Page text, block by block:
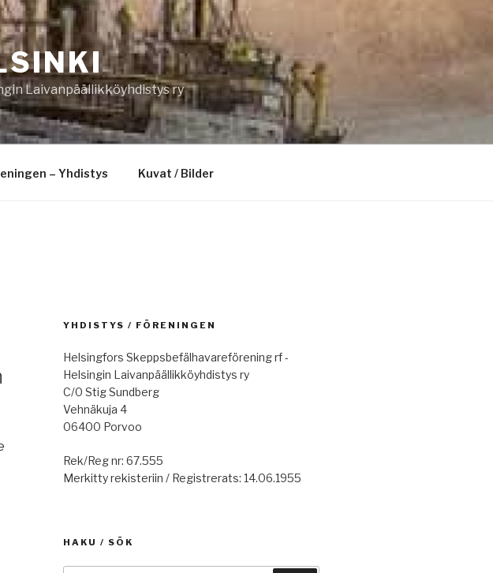
Laivanpäällikköyhdistys ry
– Yhdistys Kuvat / Bilder
YHDISTYS / FÖRENINGEN
Helsingfors Skeppsbefälhavareförening rf -
Helsingin Laivanpäällikköyhdistys ry
C/0 Stig Sundberg
Vehnäkuja 4
06400 Porvoo
Rek/Reg nr: 67.555
Merkitty rekisteriin / Registrerats: 14.06.1955
HAKU / SÖK